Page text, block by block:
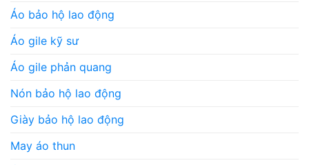
Áo bảo hộ lao động
Áo gile kỹ sư
Áo gile phản quang
Nón bảo hộ lao động
Giày bảo hộ lao động
May áo thun